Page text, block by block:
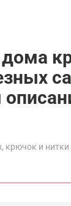
крючок и нитки